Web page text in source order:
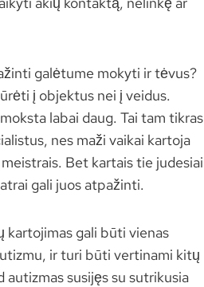
galėtume mokyti ir tėvus?
į objektus nei į veidus.
labai daug. Tai tam tikras
nes maži vaikai kartoja
Bet kartais tie judesiai
gali juos atpažinti.
kartojimas gali būti vienas
ir turi būti vertinami kitų
susijęs su sutrikusia